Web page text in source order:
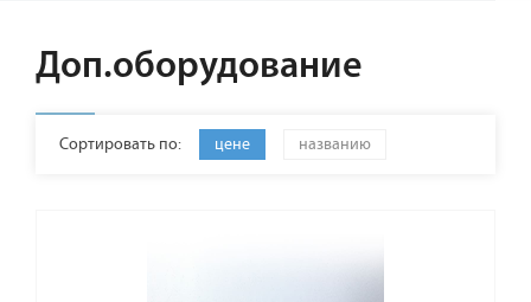
Доп.оборудование
Сортировать по: цене названию